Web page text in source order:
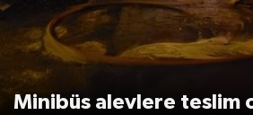
Minibüs alevlere teslim